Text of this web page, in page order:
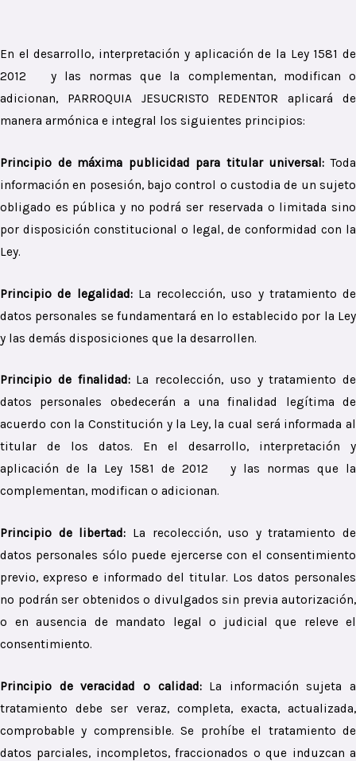
En el desarrollo, interpretación y aplicación de la Ley 1581 de
2012 y las normas que la complementan, modifican o
adicionan, PARROQUIA JESUCRISTO REDENTOR aplicará de
manera armónica e integral los siguientes principios:
Principio de máxima publicidad para titular universal: Toda
información en posesión, bajo control o custodia de un sujeto
obligado es pública y no podrá ser reservada o limitada sino
por disposición constitucional o legal, de conformidad con la
Ley.
Principio de legalidad: La recolección, uso y tratamiento de
datos personales se fundamentará en lo establecido por la Ley
y las demás disposiciones que la desarrollen.
Principio de finalidad: La recolección, uso y tratamiento de
datos personales obedecerán a una finalidad legítima de
acuerdo con la Constitución y la Ley, la cual será informada al
titular de los datos. En el desarrollo, interpretación y
aplicación de la Ley 1581 de 2012 y las normas que la
complementan, modifican o adicionan.
Principio de libertad: La recolección, uso y tratamiento de
datos personales sólo puede ejercerse con el consentimiento
previo, expreso e informado del titular. Los datos personales
no podrán ser obtenidos o divulgados sin previa autorización,
o en ausencia de mandato legal o judicial que releve el
consentimiento.
Principio de veracidad o calidad: La información sujeta a
tratamiento debe ser veraz, completa, exacta, actualizada,
comprobable y comprensible. Se prohíbe el tratamiento de
datos parciales, incompletos, fraccionados o que induzcan a